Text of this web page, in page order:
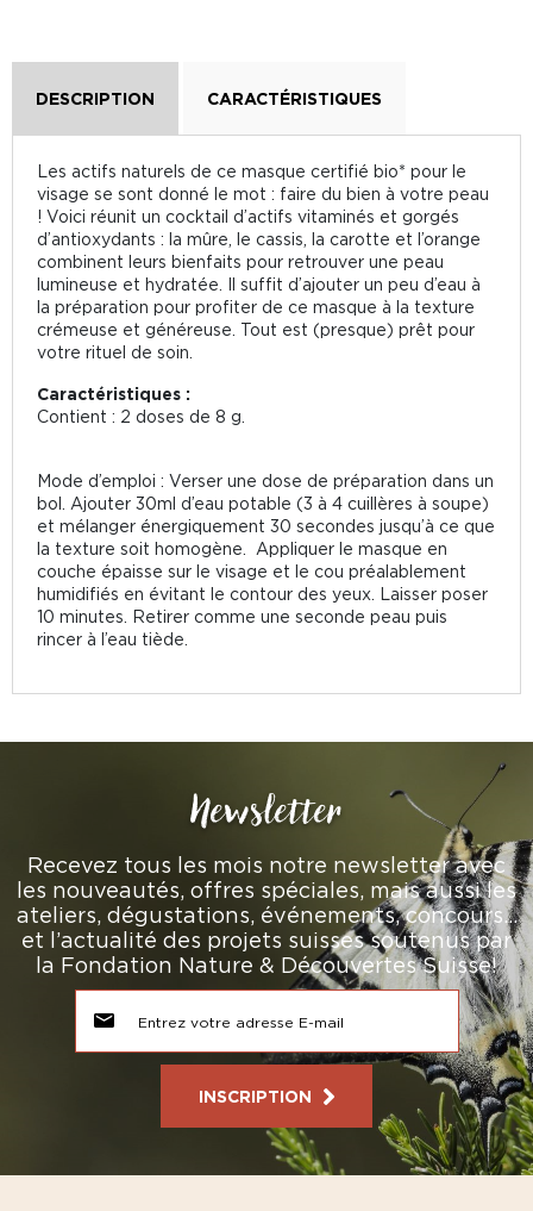
DESCRIPTION CARACTÉRISTIQUES
Les actifs naturels de ce masque certifié bio* pour le
visage se sont donné le mot : faire du bien à votre peau
! Voici réunit un cocktail d’actifs vitaminés et gorgés
d’antioxydants : la mûre, le cassis, la carotte et l’orange
combinent leurs bienfaits pour retrouver une peau
lumineuse et hydratée. Il suffit d’ajouter un peu d’eau à
la préparation pour profiter de ce masque à la texture
crémeuse et généreuse. Tout est (presque) prêt pour
votre rituel de soin.
Caractéristiques :
Contient : 2 doses de 8 g.
Mode d’emploi : Verser une dose de préparation dans un
bol. Ajouter 30ml d’eau potable (3 à 4 cuillères à soupe)
et mélanger énergiquement 30 secondes jusqu’à ce que
la texture soit homogène. Appliquer le masque en
couche épaisse sur le visage et le cou préalablement
humidifiés en évitant le contour des yeux. Laisser poser
10 minutes. Retirer comme une seconde peau puis
rincer à l’eau tiède.
Newsletter
Recevez tous les mois notre newsletter avec
les nouveautés, offres spéciales, mais aussi les
ateliers, dégustations, événements, concours…
et l’actualité des projets suisses soutenus par
la Fondation Nature & Découvertes Suisse!
INSCRIPTION